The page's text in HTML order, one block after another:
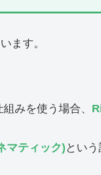
ます。
みを使う場合、
マティック) という